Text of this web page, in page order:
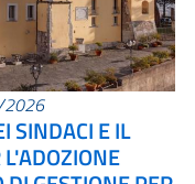
2026
SINDACI E IL